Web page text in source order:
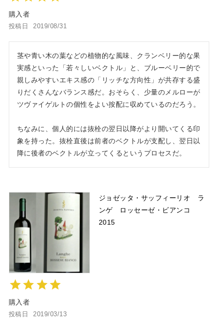
購入者
投稿日 2019/08/31
茎や青い木の葉などの植物的な風味、クランベリー的な果
実感といった「若々しいベクトル」と、ブルーベリー的で
親しみやすいエキス感の「リッチな方向性」が共存する盛
りだくさんなバランス感だ。おそらく、少量のメルローが
ツヴァイゲルトの個性をよい按配に収めているのだろう。
ちなみに、個人的には抜栓の翌日以降がより開いてくる印
象を持った。抜栓直後は前者のベクトルが支配し、翌日以
降に後者のベクトルが立ってくるというプロセスだ。
ジョゼッタ・サッフィーリオ ラ
ンゲ ロッセーゼ・ビアンコ
2015
購入者
投稿日 2019/03/13